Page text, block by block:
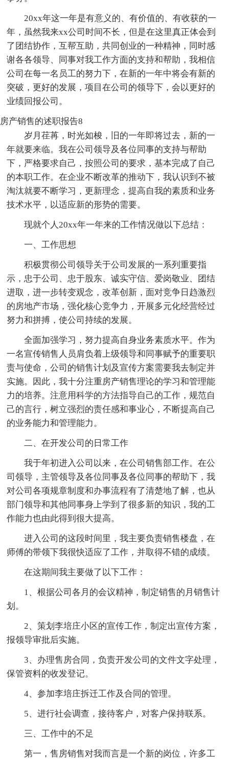
20xx年这一年是有意义的、有价值的、有收获的一
年，虽然我来xx公司时间不长，但是在这里真正体会到
了团结协作，互帮互助，共同创业的一种精神，同时感
谢各各领导、同事对我工作方面的支持和帮助，我相信
公司在每一名员工的努力下，在新的一年中将会有新的
突破，更好的发展，项目在公司的领导下，会以更好的
业绩回报公司。
房产销售的述职报告8
岁月荏苒，时光如梭，旧的一年即将过去，新的一
年就要来临。我在公司领导及各位同事的支持与帮助
下，严格要求自己，按照公司的要求，基本完成了自己
的本职工作。在企业不断改革的推动下，我认识到不被
淘汰就要不断学习，更新理念，提高自我的素质和业务
技术水平，以适应新的形势的需要。
现就个人20xx年一年来的工作情况做以下总结：
一、工作思想
积极贯彻公司领导关于公司发展的一系列重要指
示，忠于公司、忠于股东、诚实守信、爱岗敬业、团结
进取，进一步转变观念，改革创新，面对竞争日趋激烈
的房地产市场，强化核心竞争力，开展多元化经营经过
努力和拼搏，使公司持续的发展。
全面加强学习，努力提高自身业务素质水平。作为
一名宣传销售人员肩负着上级领导和同事赋予的重要职
责与使命，公司的销售计划及宣传方案需要我去制定并
实施。因此，我十分注重房产销售理论的学习和管理能
力的培养。注意用科学的方法指导自己的工作，规范自
己的言行，树立强烈的责任感和事业心，不断提高自己
的业务能力和管理能力。
二、在开发公司的日常工作
我于年初进入公司以来，在公司销售部工作。在公
司领导，主管领导及各位同事及各位同事的帮助下，我
对公司各项规章制度和办事流程有了清楚地了解，也从
部门领导和其他同事身上学到了很多新的知识，我的工
作能力也由此得到很大提高。
进入公司的这段时间里，我主要负责销售楼盘，在
师傅的带领下我很快适应了工作，并取得不错的成绩。
在这期间我主要做了以下工作：
1、根据公司各月的会议精神，制定销售的月销售计
划。
2、策划李培庄小区的宣传工作，制定出宣传方案，
报领导审批后实施。
3、办理售房合同，负责开发公司的文件文字处理，
保管资料的收发登记。
4、参加李培庄拆迁工作及合同的管理。
5、进行社会调查，接待客户，对客户保持联系。
三、工作中的不足
第一，售房销售对我而言是一个新的岗位，许多工